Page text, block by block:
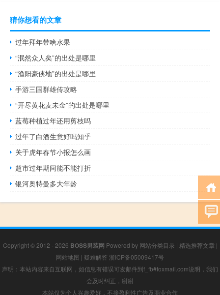
猜你想看的文章
过年拜年带啥水果
“泯然众人矣”的出处是哪里
“渔阳豪侠地”的出处是哪里
手游三国群雄传攻略
“开尽黄花麦未金”的出处是哪里
蓝莓种植过年还用剪枝吗
过年了白酒生意好吗知乎
关于虎年春节小报怎么画
超市过年期间能不能打折
银河奥特曼多大年龄
Copyright © 2012 - 2026 BOSS男装网 Powered by 网站分类目录 | 精选推荐文章 |
网站地图 | 疑难解答 浙ICP备05009417号
声明：本站内容来自互联网，如信息有错误可发邮件到f_fb#foxmail.com说明，我们
会及时纠正，谢谢
本站仅为个人兴趣爱好，不接盈利性广告及商业合作